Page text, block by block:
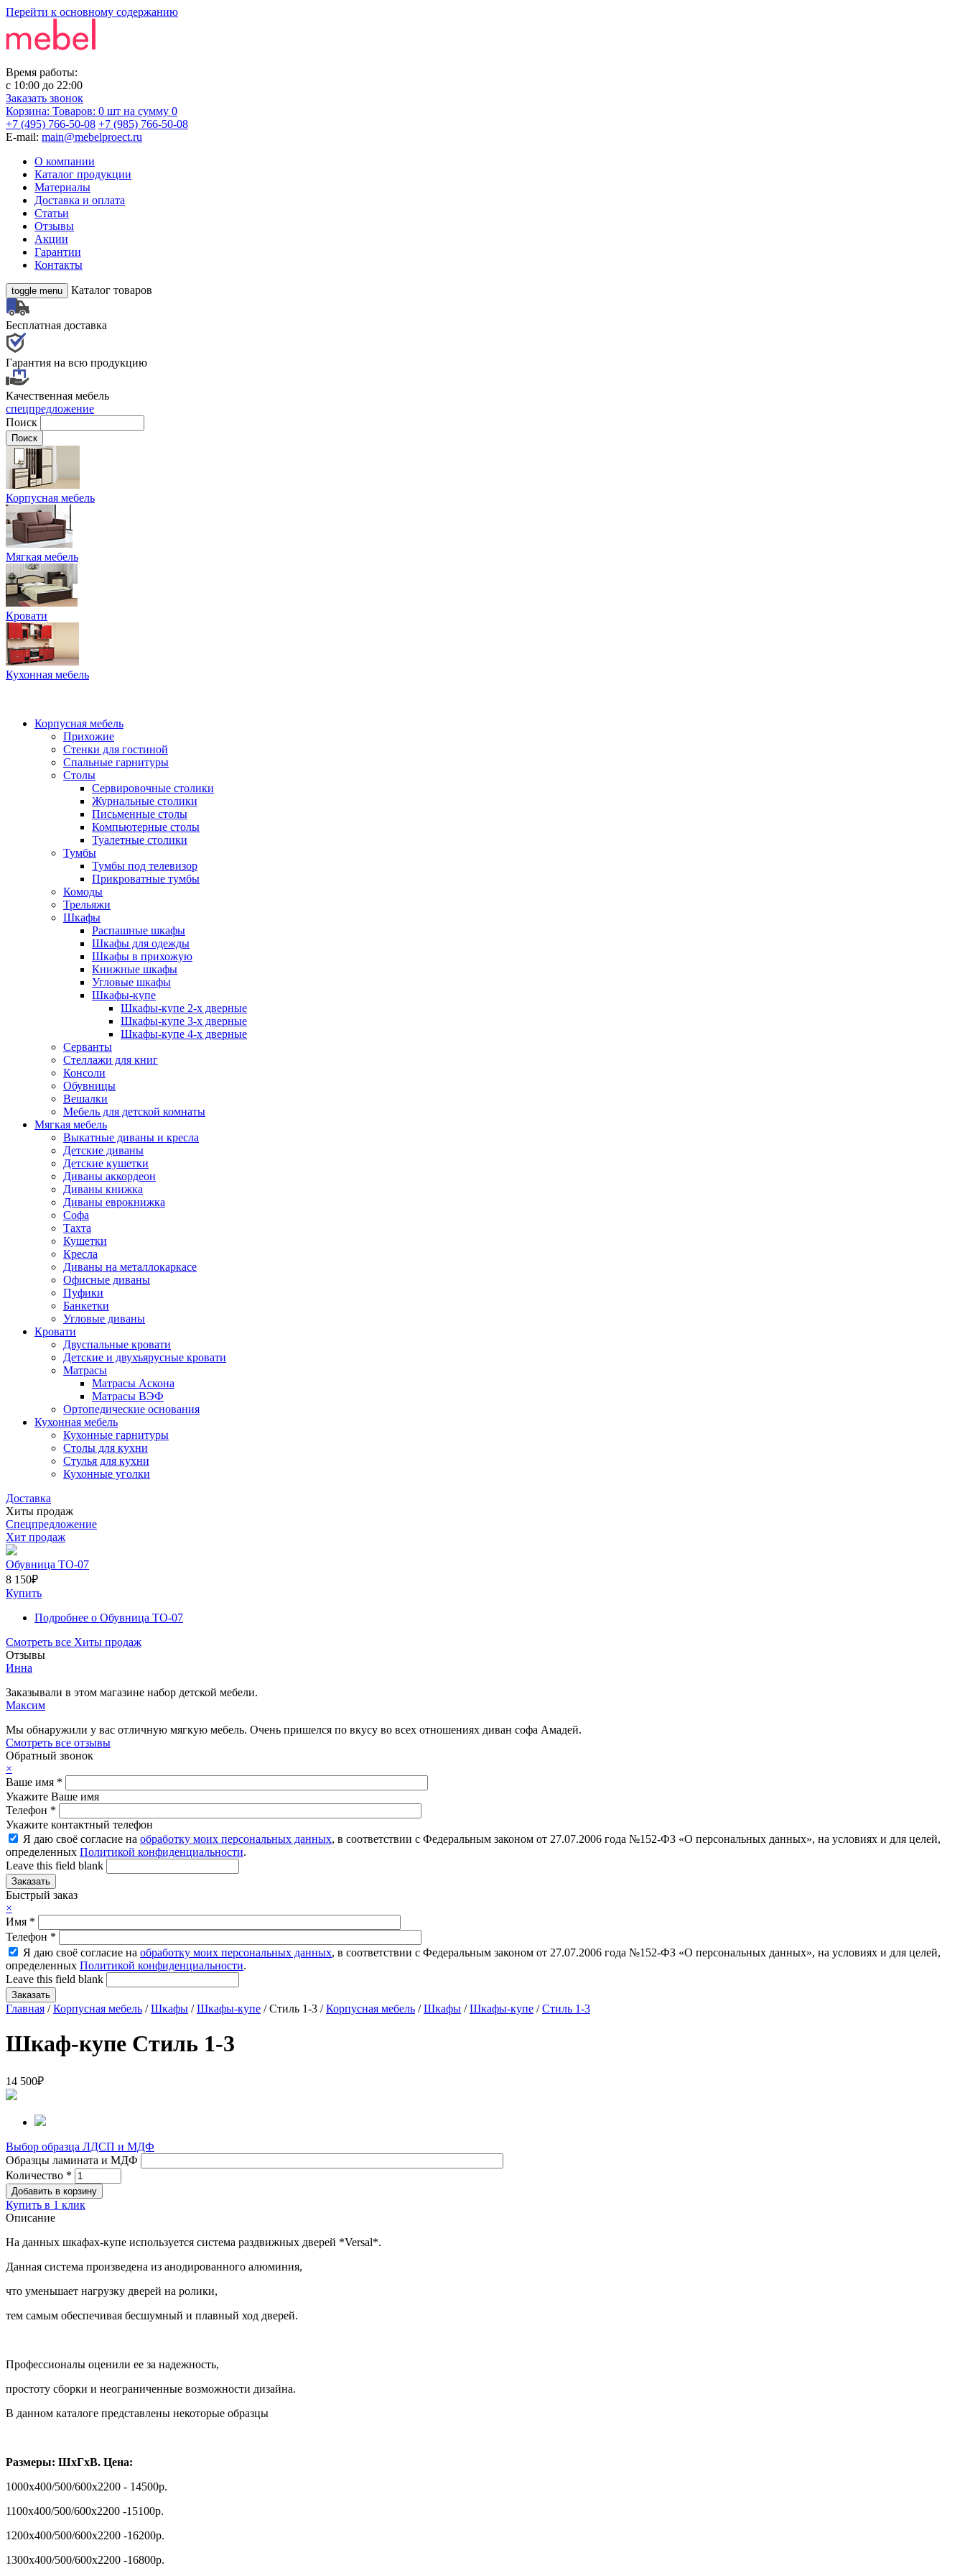
Перейти к основному содержанию
Время работы:
с 10:00 до 22:00
Заказать звонок
Корзина: Товаров: 0 шт на сумму 0
+7 (495) 766-50-08 +7 (985) 766-50-08
E-mail: main@mebelproect.ru
О компании
Каталог продукции
Материалы
Доставка и оплата
Статьи
Отзывы
Акции
Гарантии
Контакты
toggle menu Каталог товаров
Бесплатная доставка
Гарантия на всю продукцию
Качественная мебель
спецпредложение
Поиск
Корпусная мебель
Мягкая мебель
Кровати
Кухонная мебель
Корпусная мебель
Прихожие
Стенки для гостиной
Спальные гарнитуры
Столы
Сервировочные столики
Журнальные столики
Письменные столы
Компьютерные столы
Туалетные столики
Тумбы
Тумбы под телевизор
Прикроватные тумбы
Комоды
Трельяжи
Шкафы
Распашные шкафы
Шкафы для одежды
Шкафы в прихожую
Книжные шкафы
Угловые шкафы
Шкафы-купе
Шкафы-купе 2-x дверные
Шкафы-купе 3-х дверные
Шкафы-купе 4-х дверные
Серванты
Стеллажи для книг
Консоли
Обувницы
Вешалки
Мебель для детской комнаты
Мягкая мебель
Выкатные диваны и кресла
Детские диваны
Детские кушетки
Диваны аккордеон
Диваны книжка
Диваны еврокнижка
Софа
Тахта
Кушетки
Кресла
Диваны на металлокаркасе
Офисные диваны
Пуфики
Банкетки
Угловые диваны
Кровати
Двуспальные кровати
Детские и двухъярусные кровати
Матрасы
Матрасы Аскона
Матрасы ВЭФ
Ортопедические основания
Кухонная мебель
Кухонные гарнитуры
Столы для кухни
Стулья для кухни
Кухонные уголки
Доставка
Хиты продаж
Спецпредложение
Хит продаж
Обувница ТО-07
8 150₽
Купить
Подробнее о Обувница ТО-07
Смотреть все Хиты продаж
Отзывы
Инна
Заказывали в этом магазине набор детской мебели.
Максим
Мы обнаружили у вас отличную мягкую мебель. Очень пришелся по вкусу во всех отношениях диван софа Амадей.
Смотреть все отзывы
Обратный звонок
×
Ваше имя *
Укажите Ваше имя
Телефон *
Укажите контактный телефон
Я даю своё согласие на обработку моих персональных данных, в соответствии с Федеральным законом от 27.07.2006 года №152-ФЗ «О персональных данных», на условиях и для целей,
определенных Политикой конфиденциальности.
Leave this field blank
Быстрый заказ
×
Имя *
Телефон *
Я даю своё согласие на обработку моих персональных данных, в соответствии с Федеральным законом от 27.07.2006 года №152-ФЗ «О персональных данных», на условиях и для целей,
определенных Политикой конфиденциальности.
Leave this field blank
Главная /Корпусная мебель /Шкафы /Шкафы-купе / Стиль 1-3 /Корпусная мебель /Шкафы /Шкафы-купе /Стиль 1-3
Шкаф-купе Стиль 1-3
14 500₽
Выбор образца ЛДСП и МДФ
Образцы ламината и МДФ
Количество *
Купить в 1 клик
Описание
На данных шкафах-купе используется система раздвижных дверей *Versal*.
Данная система произведена из анодированного алюминия,
что уменьшает нагрузку дверей на ролики,
тем самым обеспечивая бесшумный и плавный ход дверей.
Профессионалы оценили ее за надежность,
простоту сборки и неограниченные возможности дизайна.
В данном каталоге представлены некоторые образцы
Размеры: ШхГхВ. Цена:
1000х400/500/600х2200 - 14500р.
1100х400/500/600х2200 -15100р.
1200х400/500/600х2200 -16200р.
1300х400/500/600х2200 -16800р.